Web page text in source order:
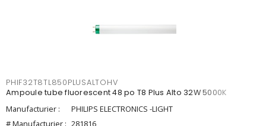
PHIF32T8TL850PLUSALTOHV
Ampoule tube fluorescent 48 po T8 Plus Alto 32W 5000K
Manufacturier :
PHILIPS ELECTRONICS -LIGHT
# Manufacturier : 281816